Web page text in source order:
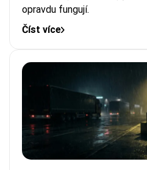
opravdu fungují.
Číst více